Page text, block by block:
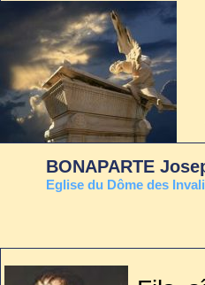
BONAPARTE
Eglise du Dôme des
au 22 juin 2021